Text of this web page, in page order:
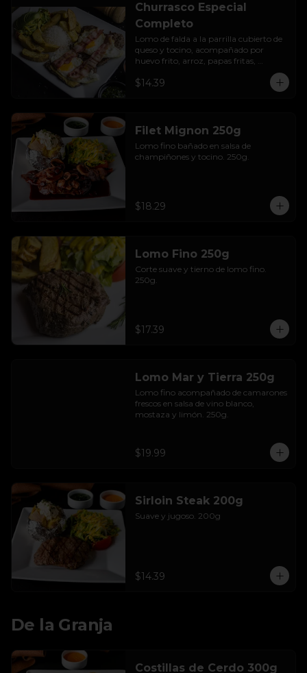
Churrasco Especial
Completo
Lomo de falda a la parrilla cubierto de
queso y tocino, acompañado por
huevo frito, arroz, papas fritas,
$14.39
Filet Mignon 250g
Lomo fino bañado en salsa de
champiñones y tocino. 250g.
$18.29
Lomo Fino 250g
Corte suave y tierno de lomo fino.
250g.
$17.39
Lomo Mar y Tierra 250g
Lomo fino acompañado de camarones
frescos en salsa de vino blanco,
mostaza y limón. 250g.
$19.99
Sirloin Steak 200g
Suave y jugoso. 200g
$14.39
De la Granja
Costillas de Cerdo 300g